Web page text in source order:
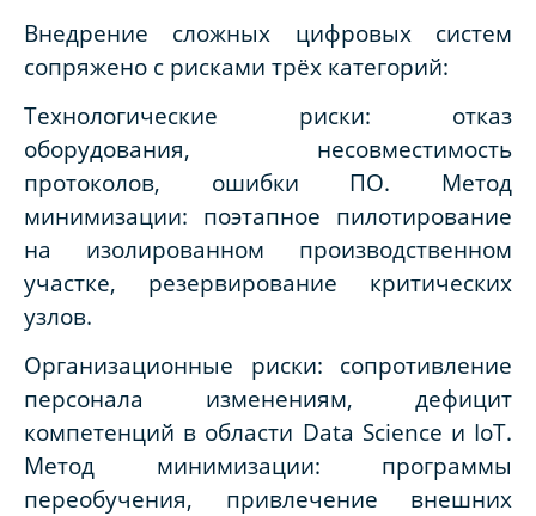
Внедрение сложных цифровых систем
сопряжено с рисками трёх категорий:
Технологические риски: отказ
оборудования, несовместимость
протоколов, ошибки ПО. Метод
минимизации: поэтапное пилотирование
на изолированном производственном
участке, резервирование критических
узлов.
Организационные риски: сопротивление
персонала изменениям, дефицит
компетенций в области Data Science и IoT.
Метод минимизации: программы
переобучения, привлечение внешних